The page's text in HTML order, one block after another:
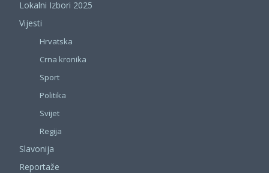
Lokalni Izbori 2025
Vijesti
Hrvatska
Crna kronika
Sport
Politika
Svijet
Regija
Slavonija
Reportaže